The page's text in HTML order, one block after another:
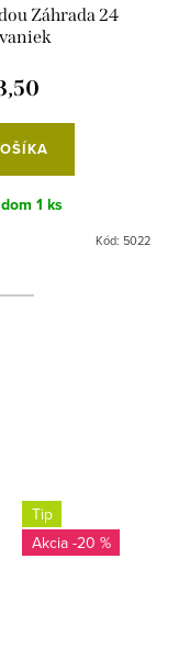
Záhrada 24
1 ks
Kód: 5022
Tip
-20 %